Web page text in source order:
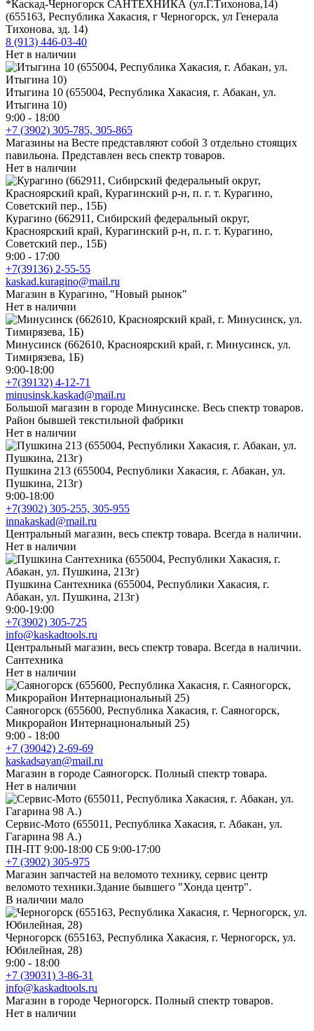
*Каскад-Черногорск САНТЕХНИКА (ул.Г.Тихонова,14)
(655163, Республика Хакасия, г Черногорск, ул Генерала
Тихонова, зд. 14)
8 (913) 446-03-40
Нет в наличии
Итыгина 10 (655004, Республика Хакасия, г. Абакан, ул.
Итыгина 10)
9:00 - 18:00
+7 (3902) 305-785, 305-865
Магазины на Весте представляют собой 3 отдельно стоящих
павильона. Представлен весь спектр товаров.
Нет в наличии
Курагино (662911, Сибирский федеральный округ,
Красноярский край, Курагинский р-н, п. г. т. Курагино,
Советский пер., 15Б)
9:00 - 17:00
+7(39136) 2-55-55
kaskad.kuragino@mail.ru
Магазин в Курагино, "Новый рынок"
Нет в наличии
Минусинск (662610, Красноярский край, г. Минусинск, ул.
Тимирязева, 1Б)
9:00-18:00
+7(39132) 4-12-71
minusinsk.kaskad@mail.ru
Большой магазин в городе Минусинске. Весь спектр товаров.
Район бывшей текстильной фабрики
Нет в наличии
Пушкина 213 (655004, Республики Хакасия, г. Абакан, ул.
Пушкина, 213г)
9:00-18:00
+7(3902) 305-255, 305-955
innakaskad@mail.ru
Центральный магазин, весь спектр товара. Всегда в наличии.
Нет в наличии
Пушкина Сантехника (655004, Республики Хакасия, г.
Абакан, ул. Пушкина, 213г)
9:00-19:00
+7(3902) 305-725
info@kaskadtools.ru
Центральный магазин, весь спектр товара. Всегда в наличии.
Сантехника
Нет в наличии
Саяногорск (655600, Республика Хакасия, г. Саяногорск,
Микрорайон Интернациональный 25)
9:00 - 18:00
+7 (39042) 2-69-69
kaskadsayan@mail.ru
Магазин в городе Саяногорск. Полный спектр товара.
Нет в наличии
Сервис-Мото (655011, Республика Хакасия, г. Абакан, ул.
Гагарина 98 А.)
ПН-ПТ 9:00-18:00 СБ 9:00-17:00
+7 (3902) 305-975
Магазин запчастей на веломото технику, сервис центр
веломото техники.Здание бывшего "Хонда центр".
В наличии мало
Черногорск (655163, Республика Хакасия, г. Черногорск, ул.
Юбилейная, 28)
9:00 - 18:00
+7 (39031) 3-86-31
info@kaskadtools.ru
Магазин в городе Черногорск. Полный спектр товаров.
Нет в наличии